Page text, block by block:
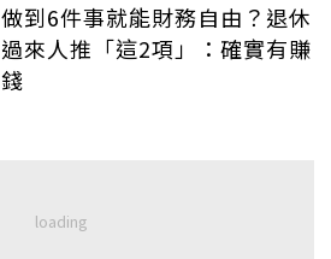
做到6件事就能財務自由？退休
過來人推「這2項」：確實有賺
錢